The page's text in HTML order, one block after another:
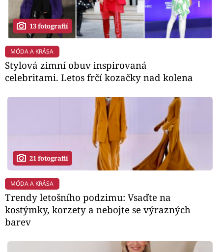
13 fotografií
MÓDA A KRÁSA
Stylová zimní obuv inspirovaná
celebritami. Letos frčí kozačky nad kolena
21 fotografií
MÓDA A KRÁSA
Trendy letošního podzimu: Vsaďte na
kostýmky, korzety a nebojte se výrazných
barev